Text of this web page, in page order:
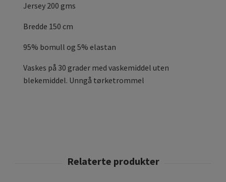
Jersey 200 gms
Bredde 150 cm
95% bomull og 5% elastan
Vaskes på 30 grader med vaskemiddel uten
blekemiddel. Unngå tørketrommel